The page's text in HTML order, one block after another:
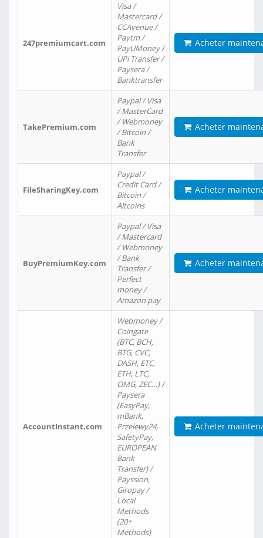
247premiumcart.com
Visa /
Mastercard /
CCAvenue /
Paytm /
PayUMoney /
UPi Transfer /
Paysera /
Banktransfer
Acheter
TakePremium.com
Paypal / Visa
/ MasterCard
/ Webmoney
/ Bitcoin /
Bank
Transfer
Acheter
FileSharingKey.com
Paypal /
Credit Card /
Bitcoin /
Altcoins
Acheter
BuyPremiumKey.com
Paypal / Visa
/ Mastercard
/ Webmoney
/ Bank
Transfer /
Perfect
money /
Amazon pay
Acheter
AccountInstant.com
Webmoney /
Coingate
(BTC, BCH,
BTG, CVC,
DASH, ETC,
ETH, LTC,
OMG, ZEC…) /
Paysera
(EasyPay,
mBank,
Przelewy24,
SafetyPay,
EUROPEAN
Bank
Transfer) /
Payssion,
Giropay /
Local
Methods
(20+
Methods)
Acheter